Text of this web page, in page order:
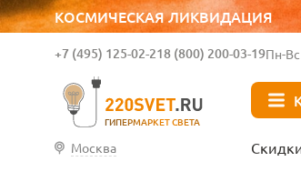
КОСМИЧЕСКАЯ ЛИКВИДАЦИЯ
ГИПЕРМАРКЕТ СВЕТА
+7 (495) 125-02-218 (800) 200-03-19Пн-
Москва